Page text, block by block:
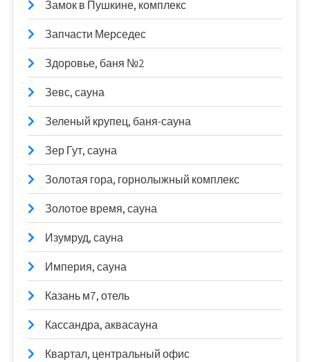
Замок в Пушкине, комплекс
Запчасти Мерседес
Здоровье, баня №2
Зевс, сауна
Зеленый крупец, баня-сауна
Зер Гут, сауна
Золотая гора, горнолыжный комплекс
Золотое время, сауна
Изумруд, сауна
Империя, сауна
Казань м7, отель
Кассандра, аквасауна
Квартал, центральный офис